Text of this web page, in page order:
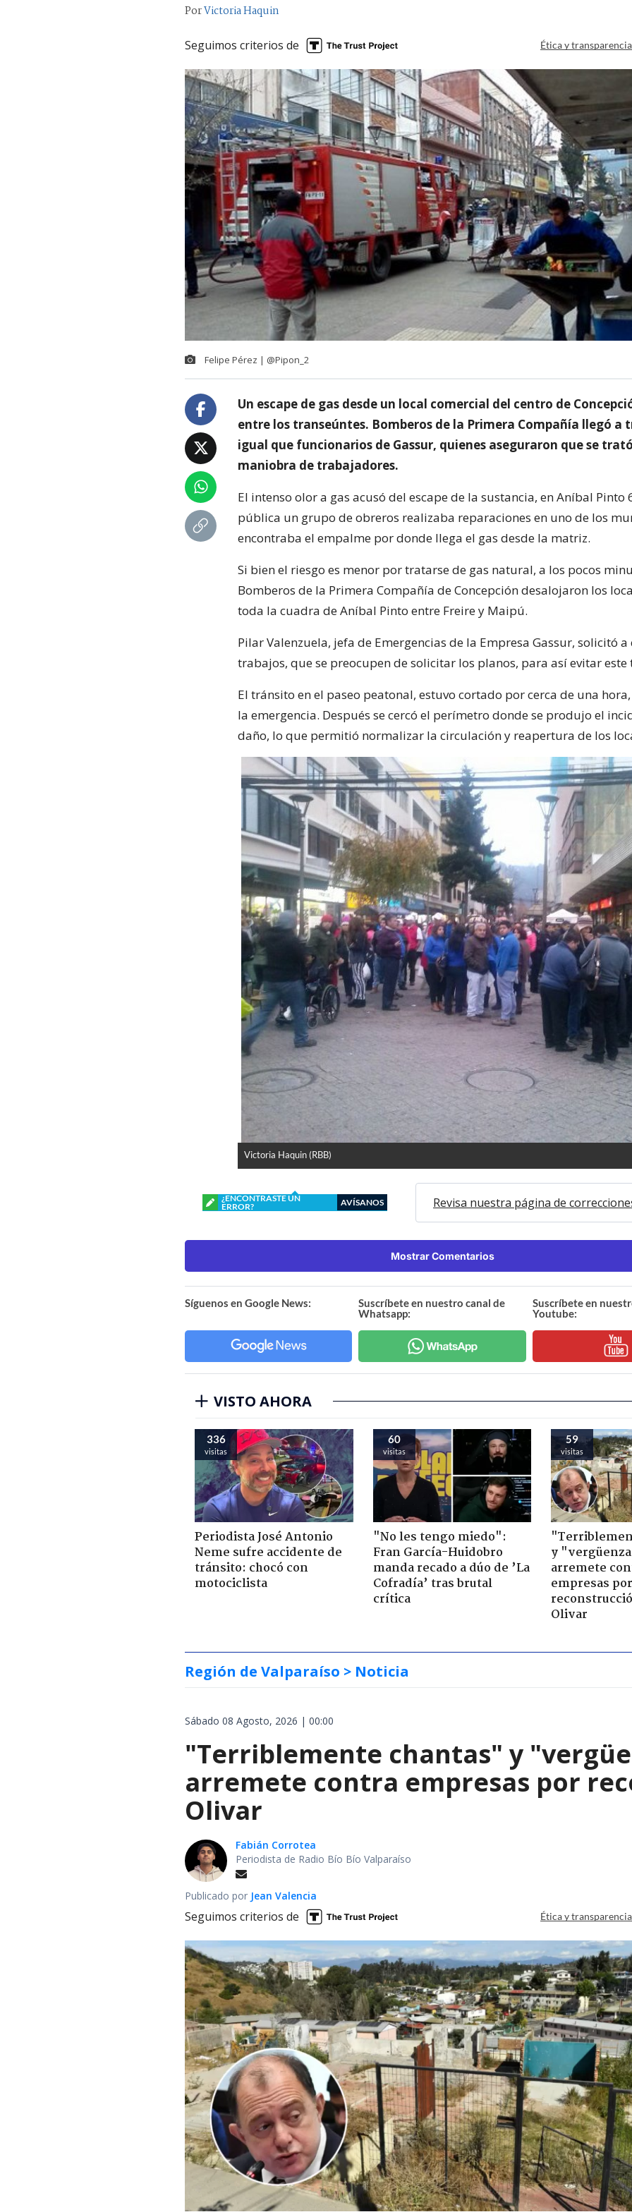
PorVictoria Haquin
Seguimos criterios de Ética y
Felipe Pérez ‏| @Pipon_2
Un escape de gas desde un local comercial del centro de
entre los transeúntes. Bomberos de la Primera Compañía llegó a
igual que funcionarios de Gassur, quienes aseguraron que se
maniobra de trabajadores.
El intenso olor a gas acusó del escape de la sustancia, en Aníbal Pinto
pública un grupo de obreros realizaba reparaciones en uno de los
encontraba el empalme por donde llega el gas desde la matriz.
Si bien el riesgo es menor por tratarse de gas natural, a los pocos
Bomberos de la Primera Compañía de Concepción desalojaron los
toda la cuadra de Aníbal Pinto entre Freire y Maipú.
Pilar Valenzuela, jefa de Emergencias de la Empresa Gassur, solicitó
trabajos, que se preocupen de solicitar los planos, para así evitar este
El tránsito en el paseo peatonal, estuvo cortado por cerca de una
la emergencia. Después se cercó el perímetro donde se produjo el
daño, lo que permitió normalizar la circulación y reapertura de los
Victoria Haquin (RBB)
¿ENCONTRASTE UN
ERROR?
AVÍSANOS Revisa nuestra página de
Mostrar Comentarios
Síguenos en Google News:
Suscríbete en nuestro canal de
Whatsapp:
Suscríbete en
Youtube:
VISTO AHORA
336
visitas
Periodista José Antonio
Neme sufre accidente de
tránsito: chocó con
motociclista
60
visitas
"No les tengo miedo":
Fran García-Huidobro
manda recado a dúo de ’La
Cofradía’ tras brutal
crítica
59
visitas
y
arremete
empresas por
Olivar
Región de Valparaíso > Noticia
Sábado 08 Agosto, 2026 | 00:00
"Terriblemente chantas" y
arremete contra empresas por
Olivar
Fabián Corrotea
Periodista de Radio Bío Bío Valparaíso
Publicado por Jean Valencia
Seguimos criterios de Ética y